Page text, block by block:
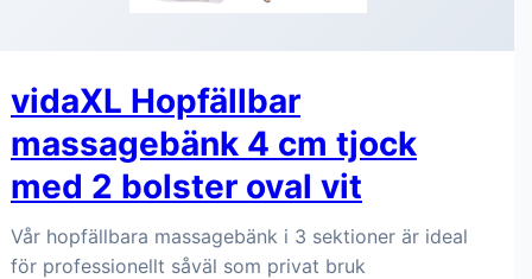
vidaXL Hopfällbar
massagebänk 4 cm tjock
med 2 bolster oval vit
Vår hopfällbara massagebänk i 3 sektioner är ideal
för professionellt såväl som privat bruk